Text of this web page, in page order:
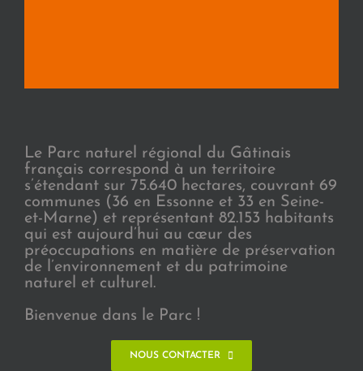
Le Parc naturel régional du Gâtinais
français correspond à un territoire
s’étendant sur 75.640 hectares, couvrant 69
communes (36 en Essonne et 33 en Seine-
et-Marne) et représentant 82.153 habitants
qui est aujourd’hui au cœur des
préoccupations en matière de préservation
de l’environnement et du patrimoine
naturel et culturel.
Bienvenue dans le Parc !
NOUS CONTACTER